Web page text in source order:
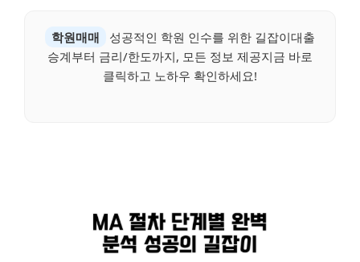
학원매매
성공적인 학원 인수를 위한 길잡이대출
승계부터 금리/한도까지, 모든 정보 제공지금 바로
클릭하고 노하우 확인하세요!